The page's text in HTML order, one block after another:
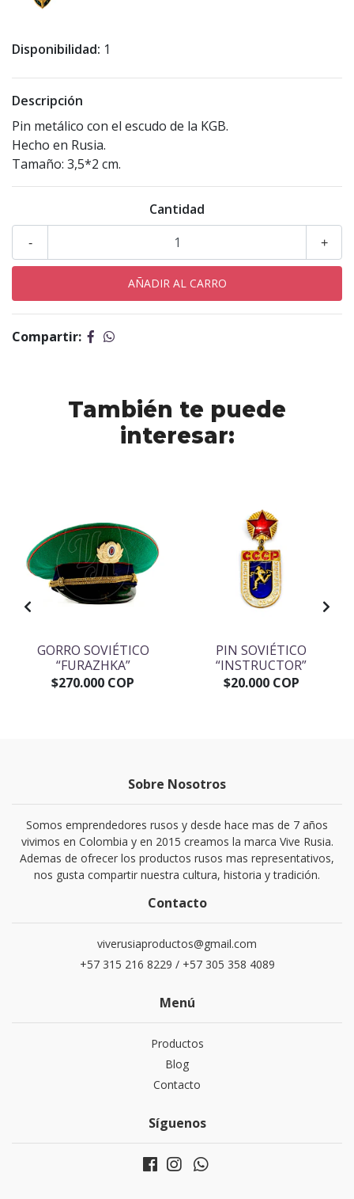
Disponibilidad: 1
Descripción
Pin metálico con el escudo de la KGB.
Hecho en Rusia.
Tamaño: 3,5*2 cm.
Cantidad
+
-
Compartir:
También te puede
interesar:
GORRO SOVIÉTICO
“FURAZHKA”
$270.000 COP
PIN SOVIÉTICO
“INSTRUCTOR”
$20.000 COP
Sobre Nosotros
Somos emprendedores rusos y desde hace mas de 7 años
vivimos en Colombia y en 2015 creamos la marca Vive Rusia.
Ademas de ofrecer los productos rusos mas representativos,
nos gusta compartir nuestra cultura, historia y tradición.
Contacto
viverusiaproductos@gmail.com
+57 315 216 8229 / +57 305 358 4089
Menú
Productos
Blog
Contacto
Síguenos